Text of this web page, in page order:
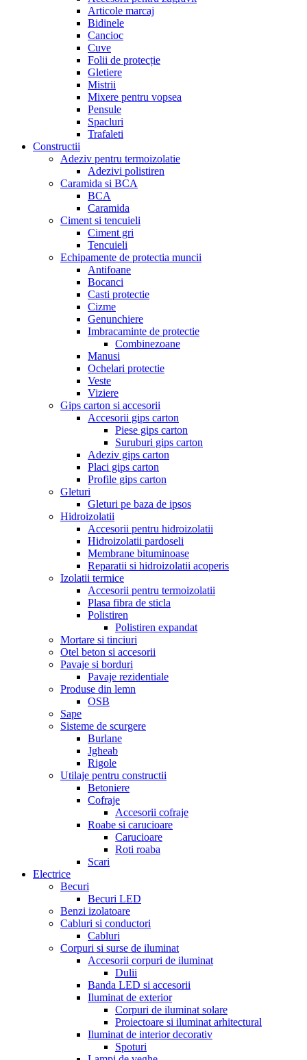
Articole marcaj
Bidinele
Cancioc
Cuve
Folii de protecție
Gletiere
Mistrii
Mixere pentru vopsea
Pensule
Spacluri
Trafaleti
Constructii
Adeziv pentru termoizolatie
Adezivi polistiren
Caramida si BCA
BCA
Caramida
Ciment si tencuieli
Ciment gri
Tencuieli
Echipamente de protectia muncii
Antifoane
Bocanci
Casti protectie
Cizme
Genunchiere
Imbracaminte de protectie
Combinezoane
Manusi
Ochelari protectie
Veste
Viziere
Gips carton si accesorii
Accesorii gips carton
Piese gips carton
Suruburi gips carton
Adeziv gips carton
Placi gips carton
Profile gips carton
Gleturi
Gleturi pe baza de ipsos
Hidroizolatii
Accesorii pentru hidroizolatii
Hidroizolatii pardoseli
Membrane bituminoase
Reparatii si hidroizolatii acoperis
Izolatii termice
Accesorii pentru termoizolatii
Plasa fibra de sticla
Polistiren
Polistiren expandat
Mortare si tinciuri
Otel beton si accesorii
Pavaje si borduri
Pavaje rezidentiale
Produse din lemn
OSB
Sape
Sisteme de scurgere
Burlane
Jgheab
Rigole
Utilaje pentru constructii
Betoniere
Cofraje
Accesorii cofraje
Roabe si carucioare
Carucioare
Roti roaba
Scari
Electrice
Becuri
Becuri LED
Benzi izolatoare
Cabluri si conductori
Cabluri
Corpuri si surse de iluminat
Accesorii corpuri de iluminat
Dulii
Banda LED si accesorii
Iluminat de exterior
Corpuri de iluminat solare
Proiectoare si iluminat arhitectural
Iluminat de interior decorativ
Spoturi